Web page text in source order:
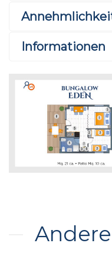
Informationen